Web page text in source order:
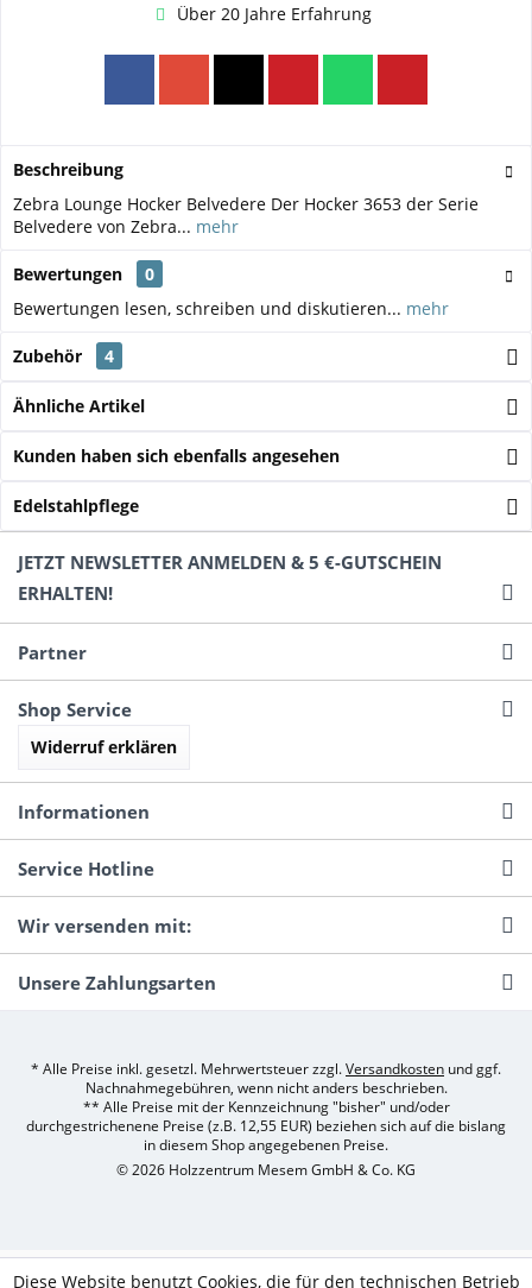
Über 20 Jahre Erfahrung
Beschreibung
Zebra Lounge Hocker Belvedere Der Hocker 3653 der Serie
Belvedere von Zebra... mehr
Bewertungen
0
Bewertungen lesen, schreiben und diskutieren... mehr
Zubehör 4
Ähnliche Artikel
Kunden haben sich ebenfalls angesehen
Edelstahlpflege
JETZT NEWSLETTER ANMELDEN & 5 €-GUTSCHEIN
ERHALTEN!
Partner
Shop Service
Widerruf erklären
Informationen
Service Hotline
Wir versenden mit:
Unsere Zahlungsarten
* Alle Preise inkl. gesetzl. Mehrwertsteuer zzgl.Versandkosten und ggf.
Nachnahmegebühren, wenn nicht anders beschrieben.
** Alle Preise mit der Kennzeichnung "bisher" und/oder
durchgestrichenene Preise (z.B. 12,55 EUR) beziehen sich auf die bislang
in diesem Shop angegebenen Preise.
© 2026 Holzzentrum Mesem GmbH & Co. KG
Diese Website benutzt Cookies, die für den technischen Betrieb